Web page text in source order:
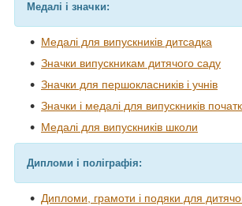
Медалі і значки:
Медалі для випускників дитсадка
Значки випускникам дитячого саду
Значки для першокласників і учнів
Значки і медалі для випускників
Медалі для випускників школи
Дипломи і поліграфія:
Дипломи, грамоти і подяки для